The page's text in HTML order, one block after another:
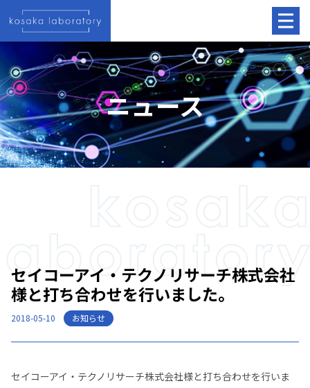
ニュース
セイコーアイ・テクノリサーチ株式会社
様と打ち合わせを行いました。
2018-05-10 お知らせ
セイコーアイ・テクノリサーチ株式会社様と打ち合わせを行いま